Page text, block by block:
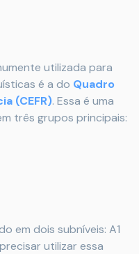
utilizada para
é a do Quadro
(CEFR). Essa é uma
três grupos principais:
em dois subníveis: A1
precisar utilizar essa